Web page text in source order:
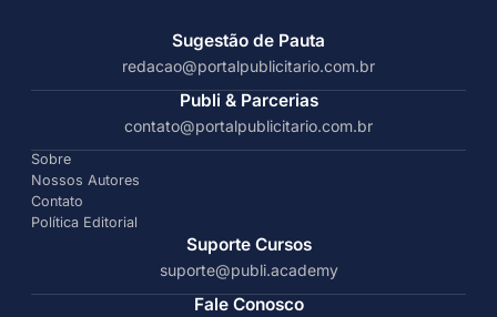
Sugestão de Pauta
redacao@portalpublicitario.com.br
Publi & Parcerias
contato@portalpublicitario.com.br
Sobre
Nossos Autores
Contato
Política Editorial
Suporte Cursos
suporte@publi.academy
Fale Conosco